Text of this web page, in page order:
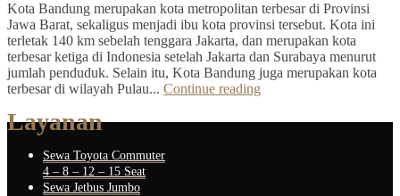
Kota Bandung merupakan kota metropolitan terbesar di Provinsi
Jawa Barat, sekaligus menjadi ibu kota provinsi tersebut. Kota ini
terletak 140 km sebelah tenggara Jakarta, dan merupakan kota
terbesar ketiga di Indonesia setelah Jakarta dan Surabaya menurut
jumlah penduduk. Selain itu, Kota Bandung juga merupakan kota
terbesar di wilayah Pulau... Continue reading
Layanan
Sewa Toyota Commuter
4 – 8 – 12 – 15 Seat
Sewa Jetbus Jumbo